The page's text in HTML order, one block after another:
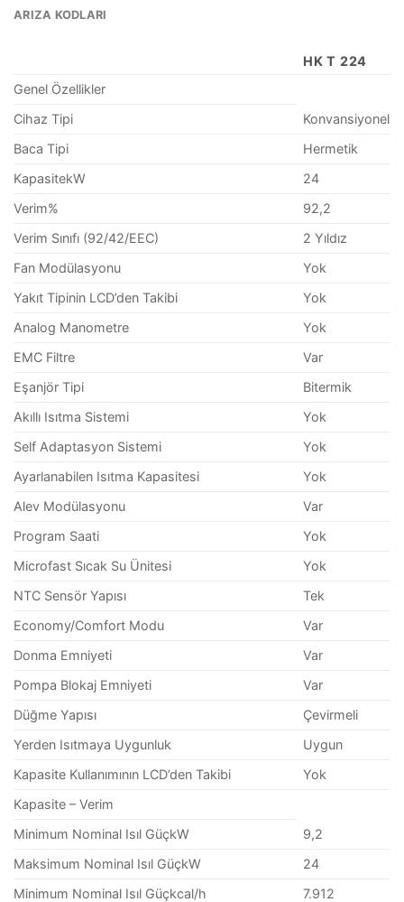
ARIZA KODLARI
HK T 224
Genel Özellikler
Cihaz Tipi
Konvansiyonel
Baca Tipi
Hermetik
KapasitekW
24
Verim%
92,2
Verim Sınıfı (92/42/EEC)
2 Yıldız
Fan Modülasyonu
Yok
Yakıt Tipinin LCD’den Takibi
Yok
Analog Manometre
Yok
EMC Filtre
Var
Eşanjör Tipi
Bitermik
Akıllı Isıtma Sistemi
Yok
Self Adaptasyon Sistemi
Yok
Ayarlanabilen Isıtma Kapasitesi
Yok
Alev Modülasyonu
Var
Program Saati
Yok
Microfast Sıcak Su Ünitesi
Yok
NTC Sensör Yapısı
Tek
Economy/Comfort Modu
Var
Donma Emniyeti
Var
Pompa Blokaj Emniyeti
Var
Düğme Yapısı
Çevirmeli
Yerden Isıtmaya Uygunluk
Uygun
Kapasite Kullanımının LCD’den Takibi
Yok
Kapasite – Verim
Minimum Nominal Isıl GüçkW
9,2
Maksimum Nominal Isıl GüçkW
24
Minimum Nominal Isıl Güçkcal/h
7.912